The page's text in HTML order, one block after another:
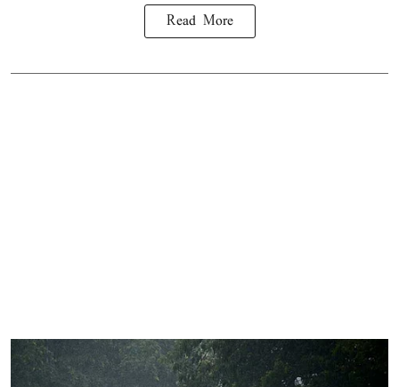
Read More